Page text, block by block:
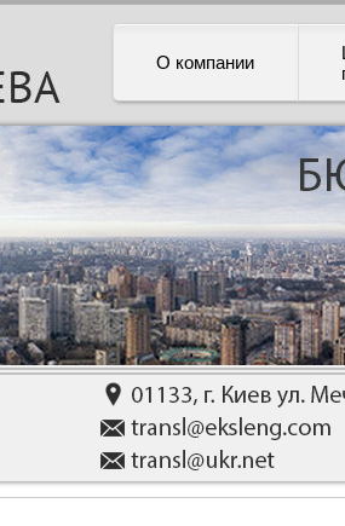
О компании